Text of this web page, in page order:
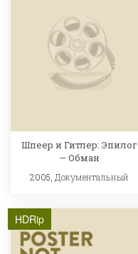
Шпеер и Гитлер: Эпилог
— Обман
2005,Документальный
HDRip